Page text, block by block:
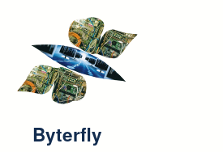
Byterfly